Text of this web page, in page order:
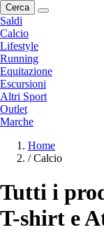
Cerca
Saldi
Calcio
Lifestyle
Running
Equitazione
Escursioni
Altri Sport
Outlet
Marche
Home
/ Calcio
Tutti i
T-shirt e